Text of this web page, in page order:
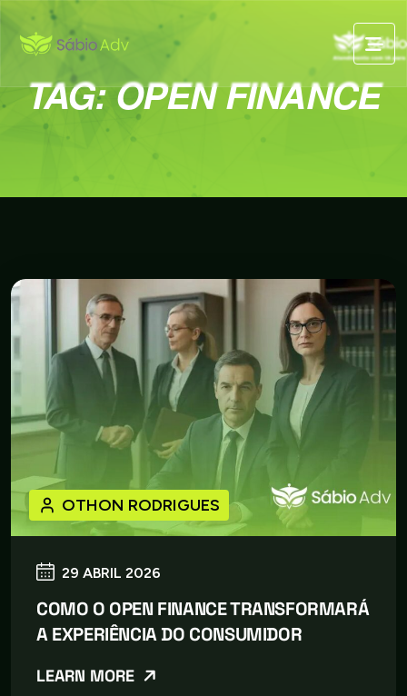
TAG:OPEN FINANCE
29 ABRIL 2026
OTHON RODRIGUES
COMO O OPEN FINANCE TRANSFORMARÁ
A EXPERIÊNCIA DO CONSUMIDOR
LEARN MORE